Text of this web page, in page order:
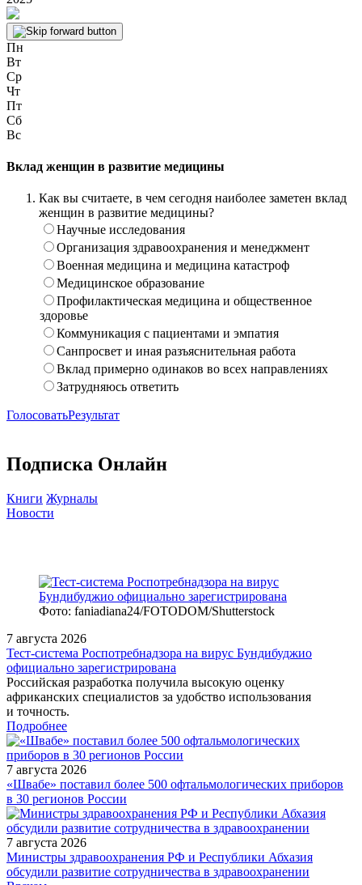
Пн
Вт
Ср
Чт
Пт
Сб
Вс
Вклад женщин в развитие медицины
Как вы считаете, в чем сегодня наиболее заметен вклад
женщин в развитие медицины?
Научные исследования
Организация здравоохранения и менеджмент
Военная медицина и медицина катастроф
Медицинское образование
Профилактическая медицина и общественное
здоровье
Коммуникация с пациентами и эмпатия
Санпросвет и иная разъяснительная работа
Вклад примерно одинаков во всех направлениях
Затрудняюсь ответить
ГолосоватьРезультат
Подписка Онлайн
Книги Журналы
Новости
Фото: faniadiana24/FOTODOM/Shutterstock
7 августа 2026
Тест‑система Роспотребнадзора на вирус Бундибуджио
официально зарегистрирована
Российская разработка получила высокую оценку
африканских специалистов за удобство использования
и точность.
Подробнее
7 августа 2026
«Швабе» поставил более 500 офтальмологических приборов
в 30 регионов России
7 августа 2026
Министры здравоохранения РФ и Республики Абхазия
обсудили развитие сотрудничества в здравоохранении